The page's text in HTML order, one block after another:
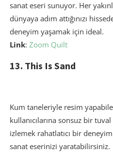
sanat eseri sunuyor. Her
dünyaya adım attığınızı
deneyim yaşamak için ideal.
Link: Zoom Quilt
13. This Is Sand
Kum taneleriyle resim
kullanıcılarına sonsuz bir tuval
izlemek rahatlatıcı bir
sanat eserinizi yaratabilirsiniz.